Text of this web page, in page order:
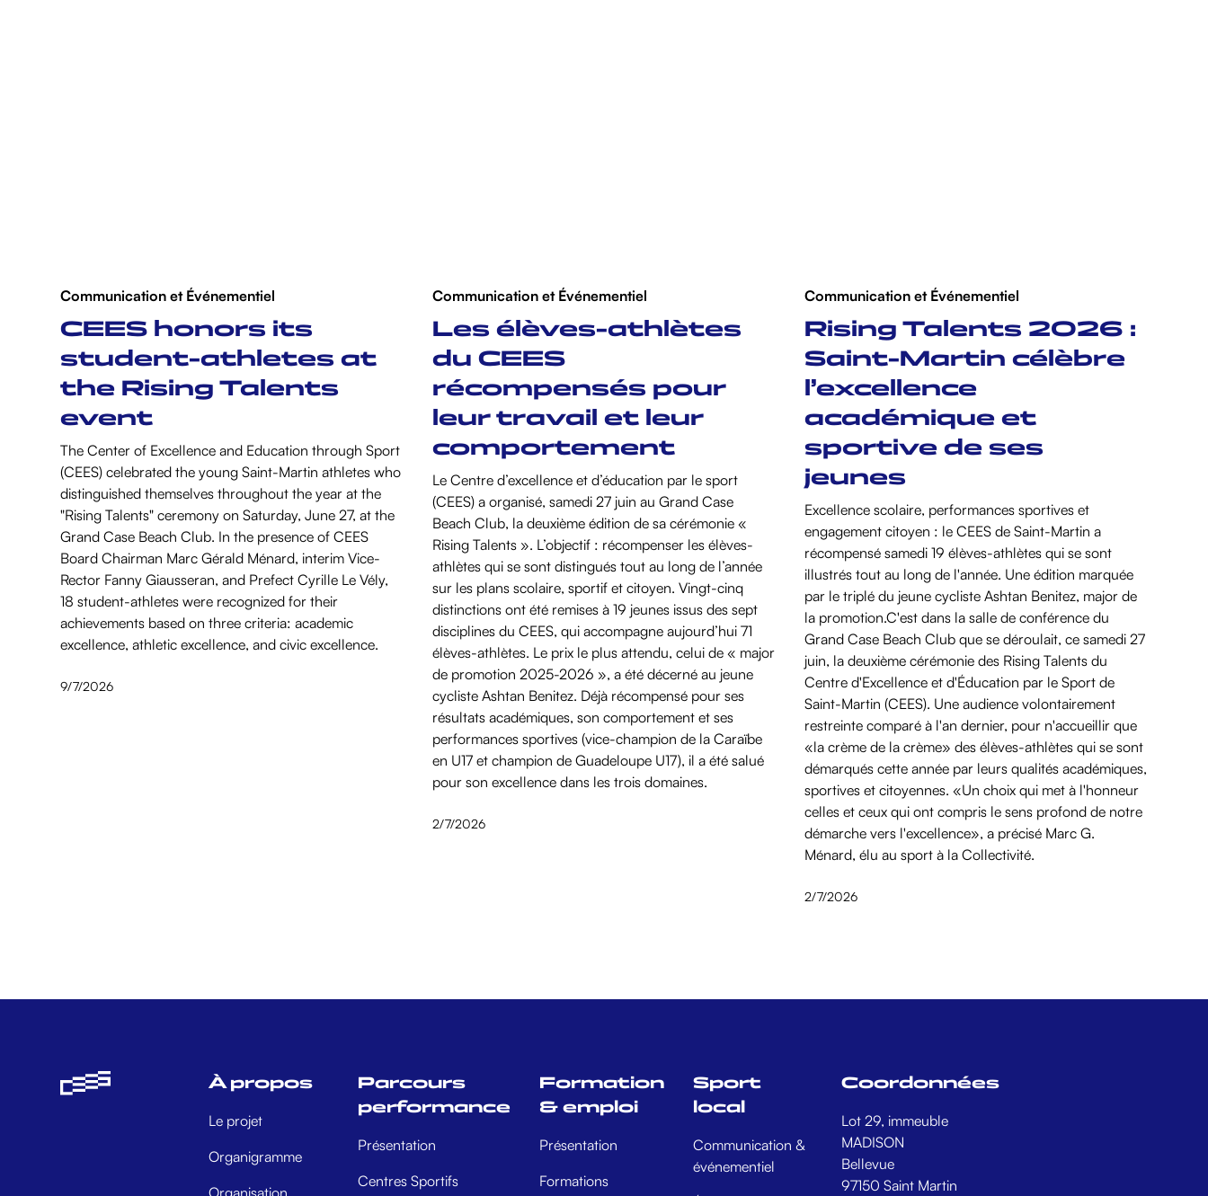
Communication et Événementiel
CEES honors its
student-athletes at
the Rising Talents
event
The Center of Excellence and Education through Sport
(CEES) celebrated the young Saint-Martin athletes who
distinguished themselves throughout the year at the
"Rising Talents" ceremony on Saturday, June 27, at the
Grand Case Beach Club. In the presence of CEES
Board Chairman Marc Gérald Ménard, interim Vice-
Rector Fanny Giausseran, and Prefect Cyrille Le Vély,
18 student-athletes were recognized for their
achievements based on three criteria: academic
excellence, athletic excellence, and civic excellence.
9/7/2026
Communication et Événementiel
Les élèves-athlètes
du CEES
récompensés pour
leur travail et leur
comportement
Le Centre d’excellence et d’éducation par le sport
(CEES) a organisé, samedi 27 juin au Grand Case
Beach Club, la deuxième édition de sa cérémonie «
Rising Talents ». L’objectif : récompenser les élèves-
athlètes qui se sont distingués tout au long de l’année
sur les plans scolaire, sportif et citoyen. Vingt-cinq
distinctions ont été remises à 19 jeunes issus des sept
disciplines du CEES, qui accompagne aujourd’hui 71
élèves-athlètes. Le prix le plus attendu, celui de « major
de promotion 2025-2026 », a été décerné au jeune
cycliste Ashtan Benitez. Déjà récompensé pour ses
résultats académiques, son comportement et ses
performances sportives (vice-champion de la Caraïbe
en U17 et champion de Guadeloupe U17), il a été salué
pour son excellence dans les trois domaines.
2/7/2026
Communication et Événementiel
Rising Talents 2026 :
Saint-Martin célèbre
l’excellence
académique et
sportive de ses
jeunes
Excellence scolaire, performances sportives et
engagement citoyen : le CEES de Saint-Martin a
récompensé samedi 19 élèves-athlètes qui se sont
illustrés tout au long de l'année. Une édition marquée
par le triplé du jeune cycliste Ashtan Benitez, major de
la promotion.‍C'est dans la salle de conférence du
Grand Case Beach Club que se déroulait, ce samedi 27
juin, la deuxième cérémonie des Rising Talents du
Centre d'Excellence et d'Éducation par le Sport de
Saint-Martin (CEES). Une audience volontairement
restreinte comparé à l'an dernier, pour n'accueillir que
«la crème de la crème» des élèves-athlètes qui se sont
démarqués cette année par leurs qualités académiques,
sportives et citoyennes. «Un choix qui met à l'honneur
celles et ceux qui ont compris le sens profond de notre
démarche vers l'excellence», a précisé Marc G.
Ménard, élu au sport à la Collectivité.
2/7/2026
À propos
Le projet
Organigramme
Organisation
Parcours
performance
Présentation
Centres Sportifs
Formation
& emploi
Présentation
Formations
Sport
local
Communication &
événementiel
Coordonnées
Lot 29, immeuble
MADISON
Bellevue
97150 Saint Martin